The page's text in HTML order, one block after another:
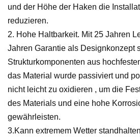
und der Höhe der Haken die
reduzieren.
2. Hohe Haltbarkeit. Mit 25 Jahren
Jahren Garantie als Designkonzept
Strukturkomponenten aus
das Material wurde passiviert und
nicht leicht zu oxidieren , um die
des Materials und eine hohe
gewährleisten.
3.Kann extremem Wetter